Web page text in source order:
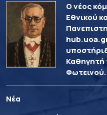
Ο νέος
Εθνικού
Καθηγητή
Φωτεινού.
Νέα